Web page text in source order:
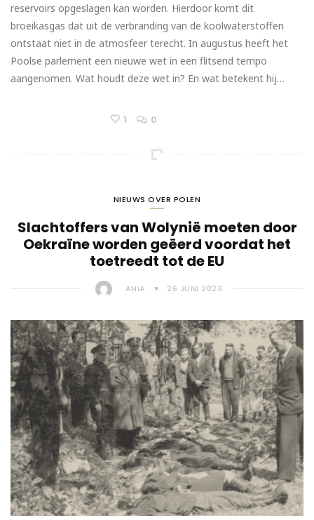
reservoirs opgeslagen kan worden. Hierdoor komt dit
broeikasgas dat uit de verbranding van de koolwaterstoffen
ontstaat niet in de atmosfeer terecht. In augustus heeft het
Poolse parlement een nieuwe wet in een flitsend tempo
aangenomen. Wat houdt deze wet in? En wat betekent hij…
1 0
NIEUWS OVER POLEN
Slachtoffers van Wolynië moeten door
Oekraïne worden geëerd voordat het
toetreedt tot de EU
ANIA 26 JUNI 2023